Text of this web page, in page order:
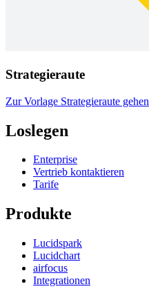
Strategieraute
Zur Vorlage Strategieraute gehen
Loslegen
Enterprise
Vertrieb kontaktieren
Tarife
Produkte
Lucidspark
Lucidchart
airfocus
Integrationen